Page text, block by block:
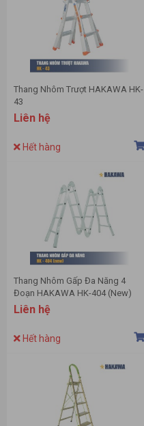
Thang Nhôm Trượt HAKAWA HK-
43
Liên hệ
Hết hàng
Thang Nhôm Gấp Đa Năng 4
Đoạn HAKAWA HK-404 (New)
Liên hệ
Hết hàng